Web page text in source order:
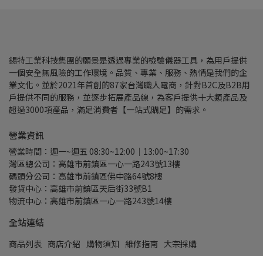
錫特工業科技集團的願景是透過專業的檢驗儀器工具，為用戶提供
一個安全無風險的工作環境。品質、專業、服務、熱情是我們的企
業文化。並於2021年首創的87家台灣職人電商，針對B2C及B2B用
戶提供不同的服務，並逐步拓展產品線，為客戶提供十大類產品及
超過3000項產品，滿足消費者【一站式購足】的需求。
營業資訊
營業時間：週一~週五 08:30~12:00｜13:00~17:30
灣區總公司：高雄市前鎮區一心一路243號13樓
碼頭分公司：高雄市前鎮區佛中路64號8樓
發貨中心：高雄市前鎮區天后街33號B1
物流中心：高雄市前鎮區一心一路243號14樓
全站連結
商品列表 商店介紹 購物須知 維修指南 大宗採購